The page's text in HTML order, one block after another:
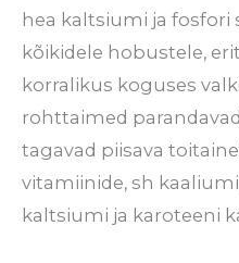
hea kaltsiumi ja fosfori
kõikidele hobustele,
korralikus koguses
rohttaimed
tagavad piisava
vitamiinide, sh
kaltsiumi ja karoteeni